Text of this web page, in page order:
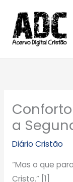
para
conteúdo
a
Diário Cristão
“Mas o que
Cristo.” [1]